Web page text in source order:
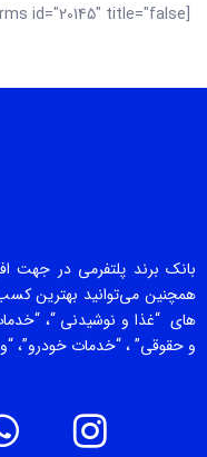
[wpforms id="20145" title="false"]
بانک برند پلتفرمی در
همچنین می‌توانید بهترین
های “غذا و نوشیدنی “،
و حقوقی” ، “خدمات خودرو”،